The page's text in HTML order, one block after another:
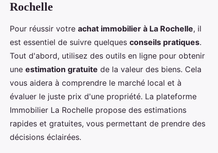
Rochelle
Pour réussir votre achat immobilier à La Rochelle, il
est essentiel de suivre quelques conseils pratiques.
Tout d'abord, utilisez des outils en ligne pour obtenir
une estimation gratuite de la valeur des biens. Cela
vous aidera à comprendre le marché local et à
évaluer le juste prix d'une propriété. La plateforme
Immobilier La Rochelle propose des estimations
rapides et gratuites, vous permettant de prendre des
décisions éclairées.